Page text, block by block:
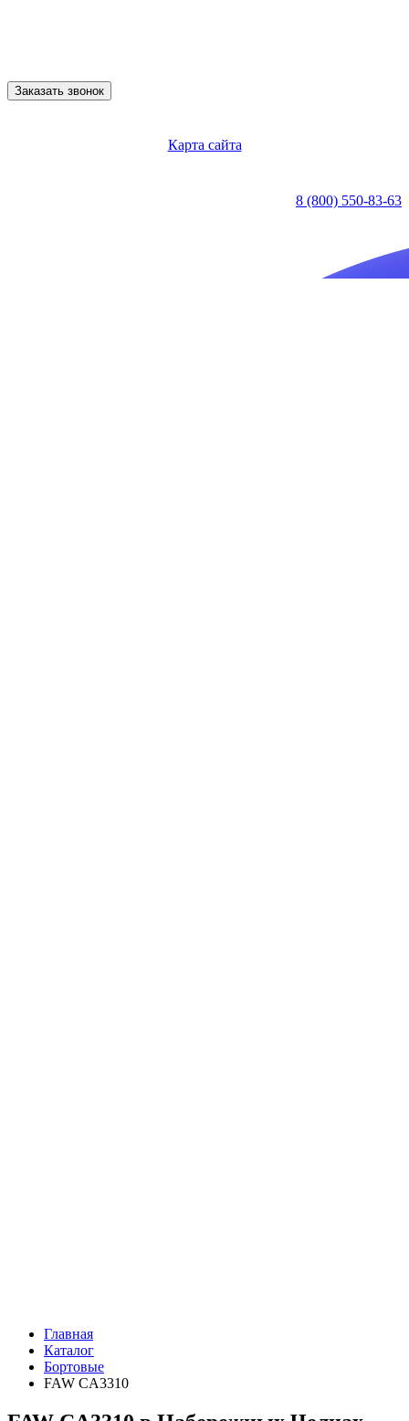
Заказать звонок
Карта сайта
8 (800) 550-83-63
Главная
Каталог
Бортовые
FAW CA3310